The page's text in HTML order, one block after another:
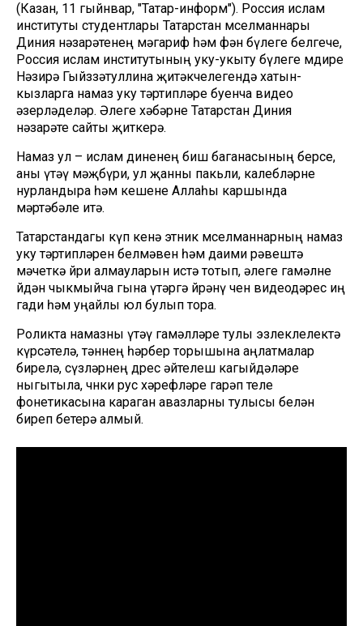
(Казан, 11 гыйнвар, "Татар-информ"). Россия ислам
институты студентлары Татарстан мөселманнары
Диния нәзарәтенең мәгариф һәм фән бүлеге белгече,
Россия ислам институтының уку-укыту бүлеге мөдире
Нәзирә Гыйззәтуллина җитәкчелегендә хатын-
кызларга намаз уку тәртипләре буенча видео
әзерләделәр. Әлеге хәбәрне Татарстан Диния
нәзарәте сайты җиткерә.
Намаз ул – ислам диненең биш баганасының берсе,
аны үтәү мәҗбүри, ул җанны пакьли, калебләрне
нурландыра һәм кешене Аллаһы каршында
мәртәбәле итә.
Татарстандагы күп кенә этник мөселманнарның намаз
уку тәртипләрен белмәвен һәм даими рәвештә
мәчеткә йөри алмауларын истә тотып, әлеге гамәлне
өйдән чыкмыйча гына үтәргә өйрәнү өчен видеодәрес иң
гади һәм уңайлы юл булып тора.
Роликта намазны үтәү гамәлләре тулы эзлеклелектә
күрсәтелә, тәннең һәрбер торышына аңлатмалар
бирелә, сүзләрнең дөрес әйтелеш кагыйдәләре
ныгытыла, чөнки рус хәрефләре гарәп теле
фонетикасына караган авазларны тулысы белән
биреп бетерә алмый.